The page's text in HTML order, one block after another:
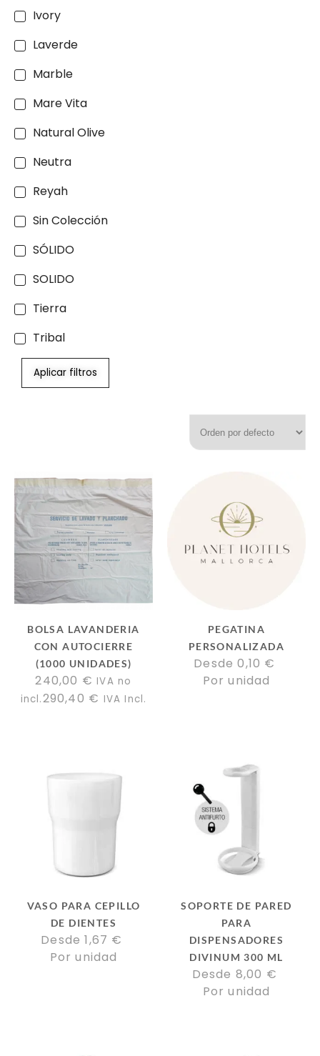
Ivory
Laverde
Marble
Mare Vita
Natural Olive
Neutra
Reyah
Sin Colección
SÓLIDO
SOLIDO
Tierra
Tribal
Aplicar filtros
BOLSA LAVANDERIA
CON AUTOCIERRE
(1000 UNIDADES)
240,00 € IVA no
incl.290,40 € IVA Incl.
PEGATINA
PERSONALIZADA
Desde 0,10 €
Por unidad
VASO PARA CEPILLO
DE DIENTES
Desde 1,67 €
Por unidad
SOPORTE DE PARED
PARA
DISPENSADORES
DIVINUM 300 ML
Desde 8,00 €
Por unidad